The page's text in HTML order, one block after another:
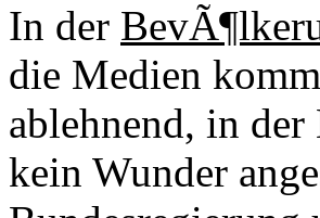
In der
die Medien
ablehnend, in
kein Wunder